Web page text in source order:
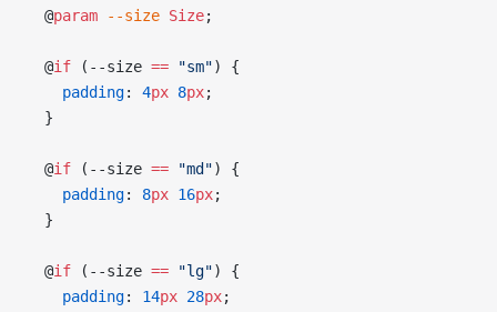
  @
param --size Size;
  @
if (--size == "sm") {
    padding
: 4px 8px;
  }
  @
if (--size == "md") {
    padding
: 8px 16px;
  }
  @
if (--size == "lg") {
    padding
: 14px 28px;